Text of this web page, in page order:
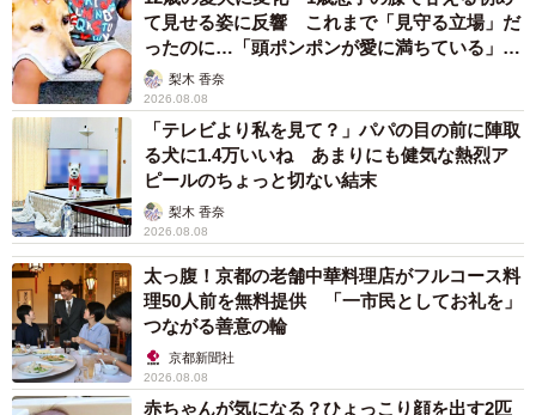
思うのでなるべく端の方でガードするように乗っています
が、「かわいいね」「大人しいね」と声をかけて下さる方
が多く、ありがたいです。本人は話しかけないでくれ…と
いった感じですが。
――がんばるつるちゃんの姿が拡散しました。
大きな反響があり驚いています。かわいいというコメント
とともに、皆さんのつるへの励ましの気持ちも伝わってき
たのが嬉しかったです。
苦手なエレベーターに乗る時はみんなの勇気を分けてもら
う #つるちゃん #雑種犬 #犬のいる暮らし
て見せる姿に反響 これまで「見守る立場」だ
ったのに…「頭ポンポンが愛に満ちている」
「尊…」
梨木 香奈
2026.08.08
「テレビより私を見て？」パパの目の前に陣取
る犬に1.4万いいね あまりにも健気な熱烈ア
ピールのちょっと切ない結末
梨木 香奈
2026.08.08
太っ腹！京都の老舗中華料理店がフルコース料
理50人前を無料提供 「一市民としてお礼を」
つながる善意の輪
京都新聞社
2026.08.08
赤ちゃんが気になる？ひょっこり顔を出す2匹